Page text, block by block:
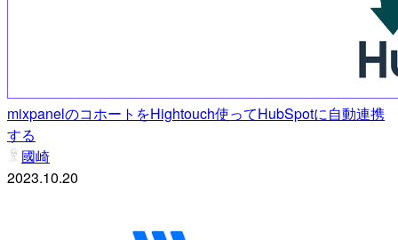
mixpanelのコホートをHightouch使ってHubSpotに自動連携
する
國崎
2023.10.20